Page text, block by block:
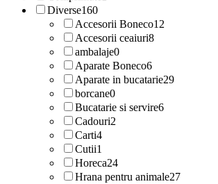
Diverse160
Accesorii Boneco12
Accesorii ceaiuri8
ambalaje0
Aparate Boneco6
Aparate in bucatarie29
borcane0
Bucatarie si servire6
Cadouri2
Carti4
Cutii1
Horeca24
Hrana pentru animale27